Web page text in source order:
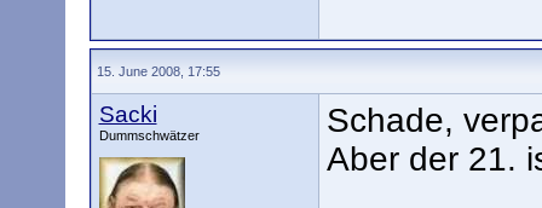
15. June 2008, 17:55
Sacki
Dummschwätzer
Schade,
Aber der 21.